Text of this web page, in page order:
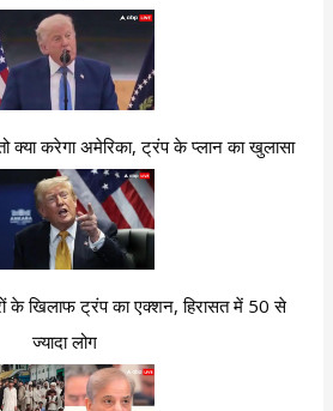
करेगा अमेरिका, ट्रंप के प्लान का खुलासा
के खिलाफ ट्रंप का एक्शन, हिरासत में 50 से
ज्यादा लोग